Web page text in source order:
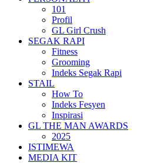
101
Profil
GL Girl Crush
SEGAK RAPI
Fitness
Grooming
Indeks Segak Rapi
STAIL
How To
Indeks Fesyen
Inspirasi
GL THE MAN AWARDS
2025
ISTIMEWA
MEDIA KIT